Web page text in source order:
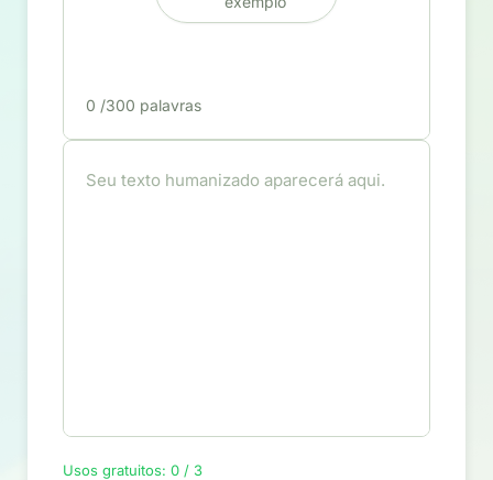
0 /300 palavras
Seu texto humanizado aparecerá aqui.
Usos gratuitos: 0 / 3